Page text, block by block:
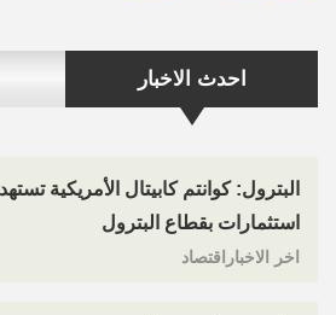
احدث الاخبار
البترول: كوانتم كابيتال الأمريكية
استثمارات بقطاع البترول
اخر الاخباراقتصاد